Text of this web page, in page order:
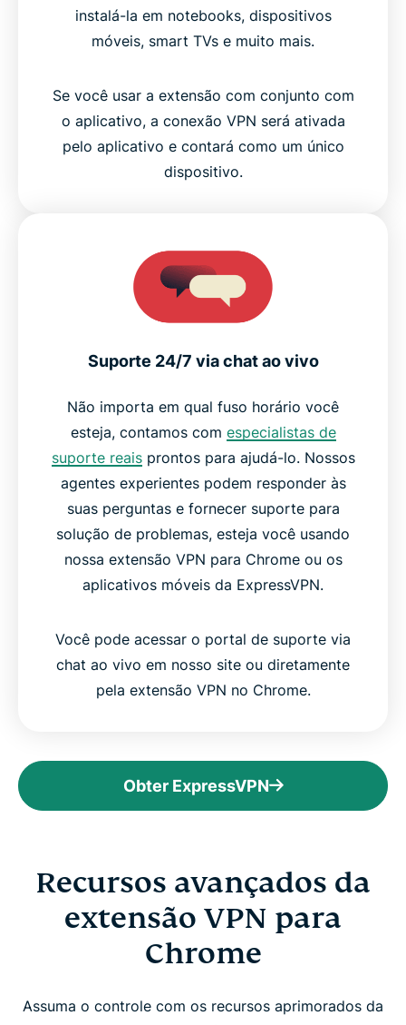
instalá-la em notebooks, dispositivos
móveis, smart TVs e muito mais.
Se você usar a extensão com conjunto com
o aplicativo, a conexão VPN será ativada
pelo aplicativo e contará como um único
dispositivo.
Suporte 24/7 via chat ao vivo
Não importa em qual fuso horário você
esteja, contamos com especialistas de
suporte reaisprontos para ajudá-lo. Nossos
agentes experientes podem responder às
suas perguntas e fornecer suporte para
solução de problemas, esteja você usando
nossa extensão VPN para Chrome ou os
aplicativos móveis da ExpressVPN.
Você pode acessar o portal de suporte via
chat ao vivo em nosso site ou diretamente
pela extensão VPN no Chrome.
Obter ExpressVPN
Recursos avançados da
extensão VPN para
Chrome
Assuma o controle com os recursos aprimorados da